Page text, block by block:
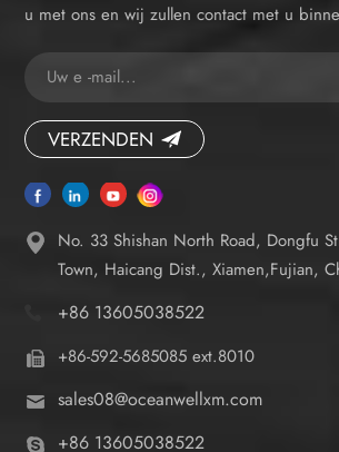
u met ons en wij zullen contact met u
VERZENDEN
No. 33 Shishan North Road, Dongfu
Town, Haicang Dist., Xiamen,Fujian,
+86 13605038522
+86-592-5685085 ext.8010
sales08@oceanwellxm.com
+86 13605038522